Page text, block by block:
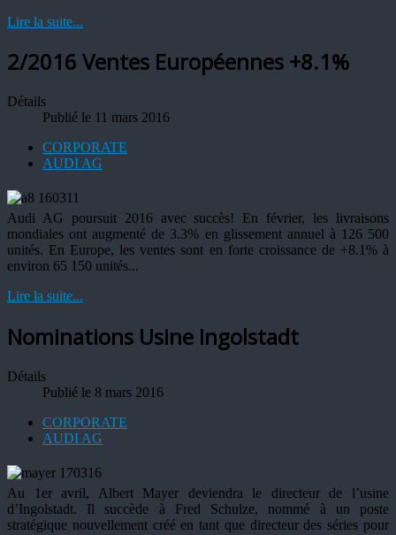
Lire la suite...
2/2016 Ventes Européennes +8.1%
Détails
Publié le 11 mars 2016
CORPORATE
AUDI AG
Audi AG poursuit 2016 avec succès! En février, les livraisons
mondiales ont augmenté de 3.3% en glissement annuel à 126 500
unités. En Europe, les ventes sont en forte croissance de +8.1% à
environ 65 150 unités...
Lire la suite...
Nominations Usine Ingolstadt
Détails
Publié le 8 mars 2016
CORPORATE
AUDI AG
Au 1er avril, Albert Mayer deviendra le directeur de l’usine
d’Ingolstadt. Il succède à Fred Schulze, nommé à un poste
stratégique nouvellement créé en tant que directeur des séries pour